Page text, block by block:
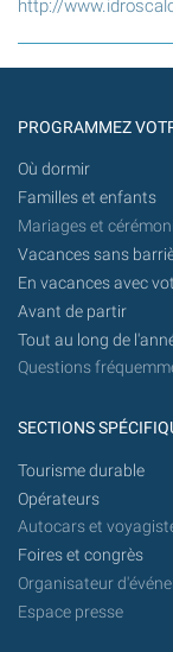
http://
PROGRAMMEZ
Où dormir
Familles et enfants
Mariages et
Vacances sans
En vacances avec
Avant de partir
Tout au long de
Questions
SECTIONS
Tourisme durable
Opérateurs
Autocars et
Foires et congrès
Organisateur
Espace presse